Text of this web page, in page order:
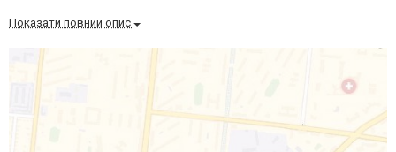
Показати повний опис